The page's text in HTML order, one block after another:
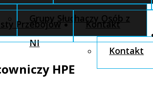
Grupy Słuchaczy Osób z
NI
Przebojów Kontakt
Kontakt
HPE